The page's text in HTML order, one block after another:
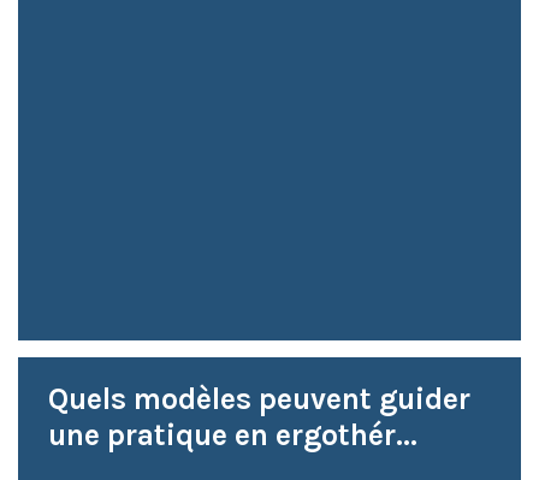
Quels modèles peuvent guider
une pratique en ergothér...